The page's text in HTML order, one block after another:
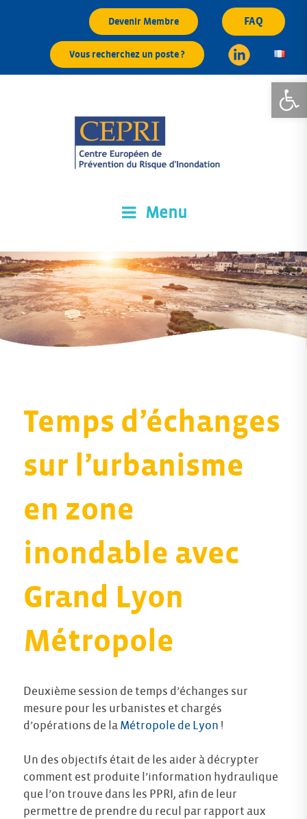
Ouvrir
Devenir Membre FAQ
Vous recherchez un poste ?
Menu
Temps d’échanges
sur l’urbanisme
en zone
inondable avec
Grand Lyon
Métropole
Deuxième session de temps d’échanges sur
mesure pour les urbanistes et chargés
d’opérations de la Métropole de Lyon !
Un des objectifs était de les aider à décrypter
comment est produite l’information hydraulique
que l’on trouve dans les PPRI, afin de leur
permettre de prendre du recul par rapport aux